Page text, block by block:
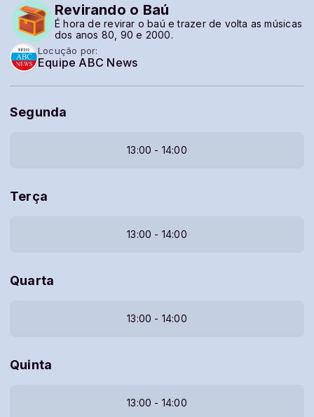
Revirando o Baú
É hora de revirar o baú e trazer de volta as músicas
dos anos 80, 90 e 2000.
Locução por:
Equipe ABC News
Segunda
13:00 - 14:00
Terça
13:00 - 14:00
Quarta
13:00 - 14:00
Quinta
13:00 - 14:00